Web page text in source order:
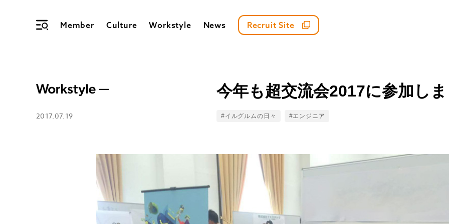
Member Culture Workstyle News Recruit Site
今年も超交流会2017に参加し
Tags
#イルグルムの日々 #エンジニア
2017.07.19